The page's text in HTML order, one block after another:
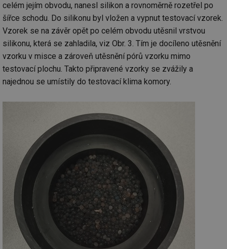
celém jejím obvodu, nanesl silikon a rovnoměrně rozetřel po
šířce schodu. Do silikonu byl vložen a vypnut testovací vzorek.
Vzorek se na závěr opět po celém obvodu utěsnil vrstvou
silikonu, která se zahladila, viz Obr. 3. Tím je docíleno utěsnění
vzorku v misce a zároveň utěsnění pórů vzorku mimo
testovací plochu. Takto připravené vzorky se zvážily a
najednou se umístily do testovací klima komory.